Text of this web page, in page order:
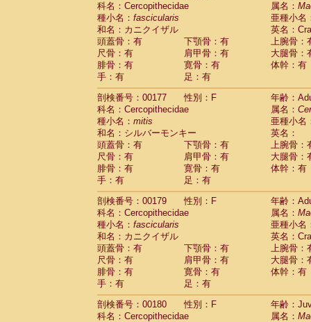
科名：Cercopithecidae
属名：
種小名： fascicularis
亜種小名
和名：カニクイザル
英名：
頭蓋骨：有
下顎骨：有
上腕骨：
尺骨：有
肩甲骨：有
大腿骨：
腓骨：有
寛骨：有
体幹：有
手：有
足：有
剖検番号：00177
性別：F
年齢：
科名：Cercopithecidae
属名：
種小名： mitis
亜種小名
和名：シルバーモンキー
英名：
頭蓋骨：有
下顎骨：有
上腕骨：
尺骨：有
肩甲骨：有
大腿骨：
腓骨：有
寛骨：有
体幹：有
手：有
足：有
剖検番号：00179
性別：F
年齢：
科名：Cercopithecidae
属名：
種小名： fascicularis
亜種小名
和名：カニクイザル
英名：
頭蓋骨：有
下顎骨：有
上腕骨：
尺骨：有
肩甲骨：有
大腿骨：
腓骨：有
寛骨：有
体幹：有
手：有
足：有
剖検番号：00180
性別：F
年齢：
科名：Cercopithecidae
属名：